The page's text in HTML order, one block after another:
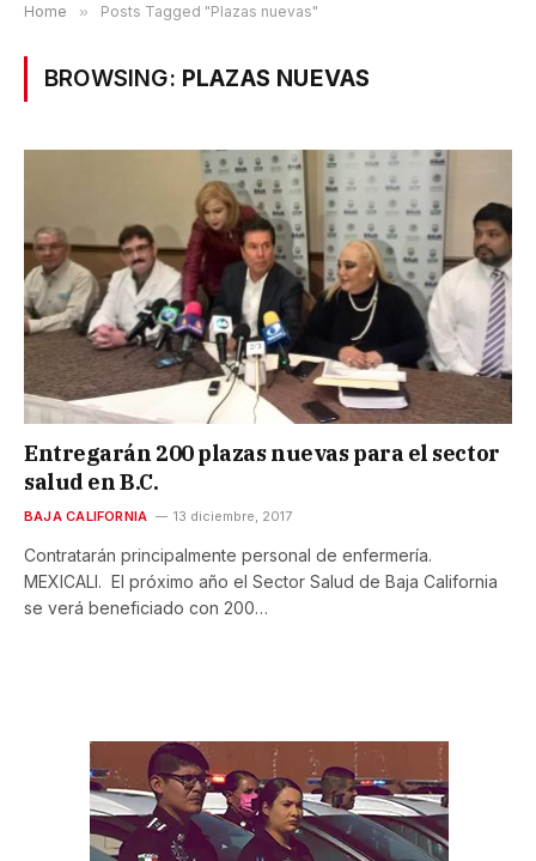
Home » Posts Tagged "Plazas nuevas"
BROWSING: PLAZAS NUEVAS
Entregarán 200 plazas nuevas para el sector
salud en B.C.
BAJA CALIFORNIA 13 diciembre, 2017
Contratarán principalmente personal de enfermería.
MEXICALI. El próximo año el Sector Salud de Baja California
se verá beneficiado con 200…